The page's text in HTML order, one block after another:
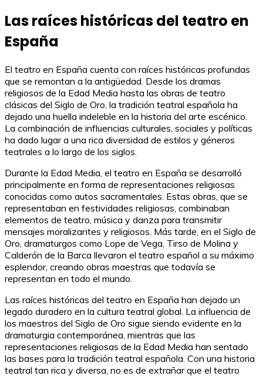
Las raíces históricas del teatro en
España
El teatro en España cuenta con raíces históricas profundas
que se remontan a la antigüedad. Desde los dramas
religiosos de la Edad Media hasta las obras de teatro
clásicas del Siglo de Oro, la tradición teatral española ha
dejado una huella indeleble en la historia del arte escénico.
La combinación de influencias culturales, sociales y políticas
ha dado lugar a una rica diversidad de estilos y géneros
teatrales a lo largo de los siglos.
Durante la Edad Media, el teatro en España se desarrolló
principalmente en forma de representaciones religiosas
conocidas como autos sacramentales. Estas obras, que se
representaban en festividades religiosas, combinaban
elementos de teatro, música y danza para transmitir
mensajes moralizantes y religiosos. Más tarde, en el Siglo de
Oro, dramaturgos como Lope de Vega, Tirso de Molina y
Calderón de la Barca llevaron el teatro español a su máximo
esplendor, creando obras maestras que todavía se
representan en todo el mundo.
Las raíces históricas del teatro en España han dejado un
legado duradero en la cultura teatral global. La influencia de
los maestros del Siglo de Oro sigue siendo evidente en la
dramaturgia contemporánea, mientras que las
representaciones religiosas de la Edad Media han sentado
las bases para la tradición teatral española. Con una historia
teatral tan rica y diversa, no es de extrañar que el teatro